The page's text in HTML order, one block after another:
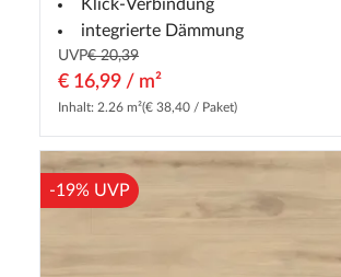
Klick-Verbindung
integrierte Dämmung
UVP€ 20,39
€ 16,99 / m²
Inhalt: 2.26 m²(€ 38,40 / Paket)
-19% UVP